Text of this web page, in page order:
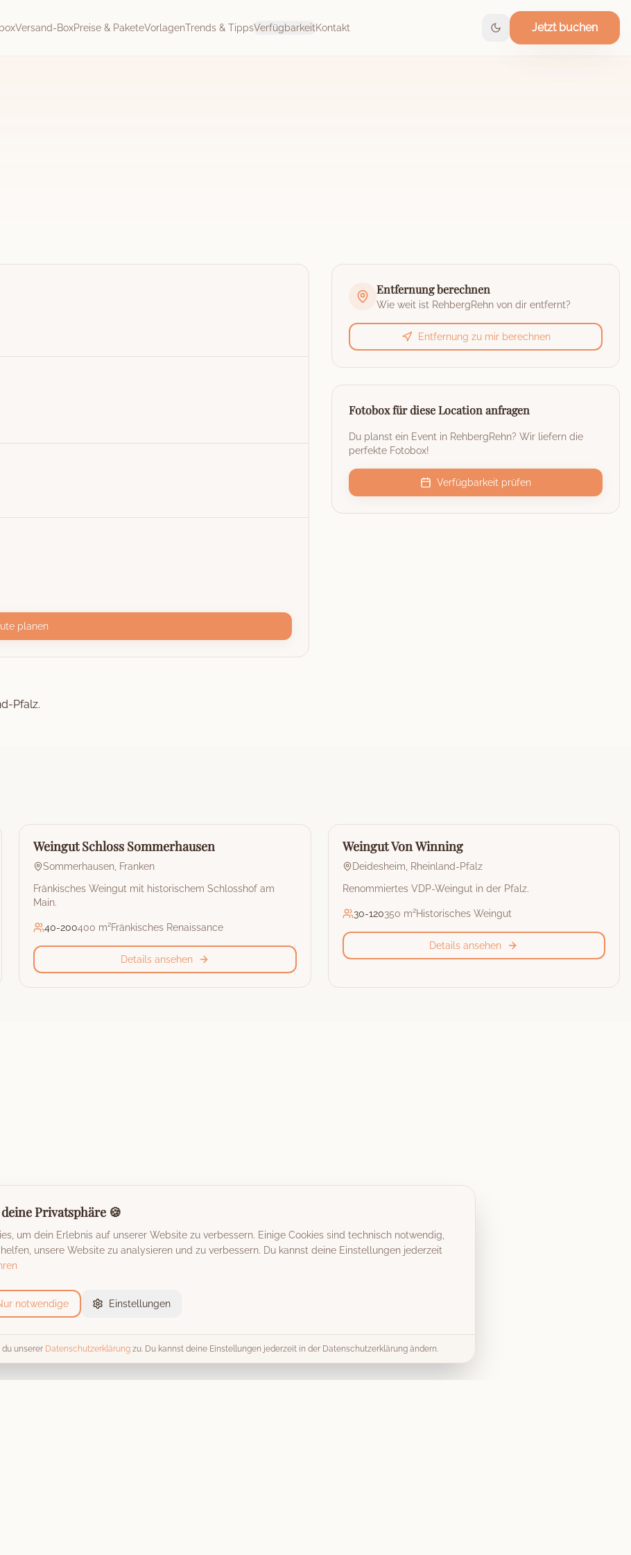
Privatsphäre 🍪
um dein Erlebnis auf unserer Website zu verbessern. Einige Cookies sind technisch notwendig,
unsere Website zu analysieren und zu verbessern. Du kannst deine Einstellungen jederzeit
notwendige Einstellungen
unserer Datenschutzerklärung zu. Du kannst deine Einstellungen jederzeit in der Datenschutzerklärung ändern.
Versand-BoxPreise & PaketeVorlagenTrends & TippsVerfügbarkeitKontakt Jetzt buchen
planen
Pfalz.
Entfernung berechnen
Wie weit ist RehbergRehn von dir entfernt?
Entfernung zu mir berechnen
Fotobox für diese Location anfragen
Du planst ein Event in RehbergRehn? Wir liefern die
perfekte Fotobox!
Verfügbarkeit prüfen
🏰
Weingut
Weingut Schloss Sommerhausen
Sommerhausen Franken
Fränkisches Weingut mit historischem Schlosshof am
Main.
40-200400 m²Fränkisches Renaissance
Details ansehen
🏰
Weingut
Weingut Von Winning
Deidesheim
Rheinland-Pfalz
Renommiertes VDP-Weingut in der Pfalz.
30-120350 m²Historisches Weingut
Details ansehen